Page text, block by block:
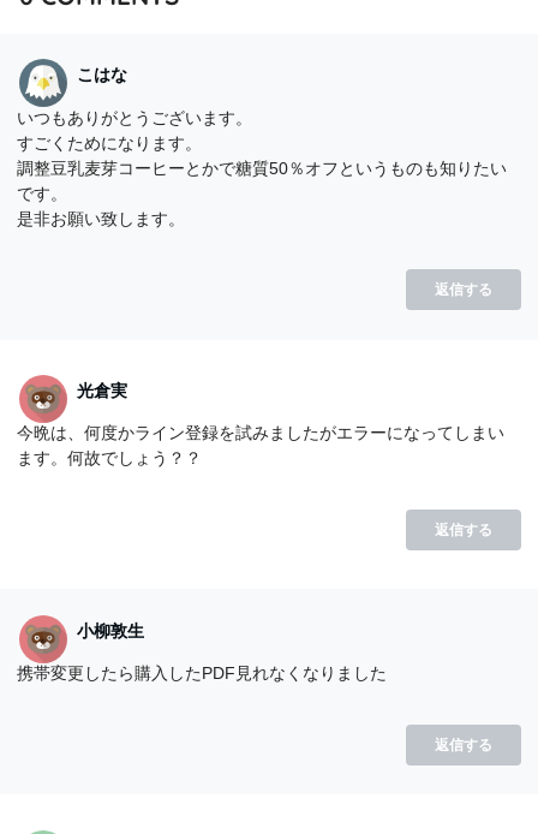
こはな
いつもありがとうございます。
すごくためになります。
調整豆乳麦芽コーヒーとかで糖質50％オフというものも知りたい
です。
是非お願い致します。
返信する
光倉実
今晩は、何度かライン登録を試みましたがエラーになってしまい
ます。何故でしょう？？
返信する
小柳敦生
携帯変更したら購入したPDF見れなくなりました
返信する